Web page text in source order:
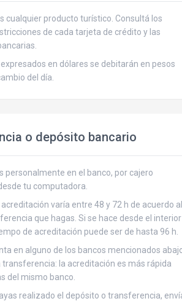
cualquier producto turístico. Consultá los
de cada tarjeta de crédito y las
expresados en dólares se debitarán en pesos
del día.
o depósito bancario
personalmente en el banco, por cajero
tu computadora.
varía entre 48 y 72 h de acuerdo al
que hagas. Si se hace desde el interior
de acreditación puede ser de hasta 96 h.
en alguno de los bancos mencionados
transferencia: la acreditación es más rápida
del mismo banco.
realizado el depósito o transferencia,